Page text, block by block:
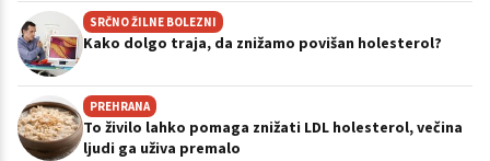
SRČNO ŽILNE BOLEZNI
Kako dolgo traja, da znižamo povišan holesterol?
PREHRANA
To živilo lahko pomaga znižati LDL holesterol, večina
ljudi ga uživa premalo